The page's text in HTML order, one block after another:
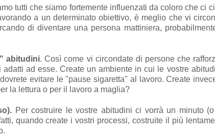
tutti che siamo fortemente influenzati da coloro che ci
a un determinato obiettivo, è meglio che vi
di diventare una persona mattiniera,
abitudini. Così come vi circondate di persone che
ad esse. Create un ambiente in cui le vostre
evitare le "pause sigaretta" al lavoro. Create
la lettura o per il lavoro a maglia?
Per costruire le vostre abitudini ci vorrà un minuto
quando create i vostri processi, costruite il più